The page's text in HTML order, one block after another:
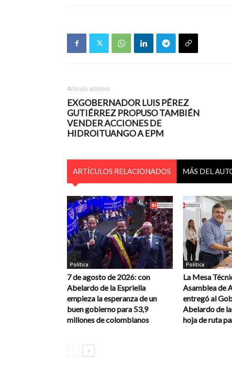
Artículo anterior
EXGOBERNADOR LUIS PÉREZ
GUTIÉRREZ PROPUSO TAMBIÉN
VENDER ACCIONES DE
HIDROITUANGO A EPM
ARTÍCULOS RELACIONADOS MÁS DEL
Política
7 de agosto de 2026: con
Abelardo de la Espriella
empieza la esperanza de un
buen gobierno para 53,9
millones de colombianos
Política
La Mesa
Asamblea de
entregó al
Abelardo de
hoja de ruta